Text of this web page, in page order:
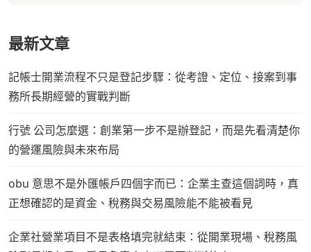
最新文章
記帳士開業流程不只是登記步驟：從考證、定位、接案到事
務所長期經營的實戰判斷
行號 公司怎麼選：創業第一步不是辦登記，而是先看清楚你
的營運風險與未來布局
obu 意思不是外匯帳戶四個字而已：企業主查這個詞時，真
正想確認的是資金、稅務與交易風險能不能被看見
企業社營業項目不是表格填完就結束：從開業現場、稅務風